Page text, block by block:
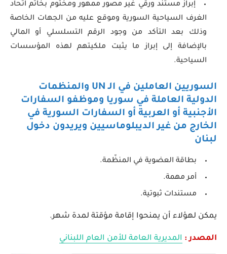
إبراز مستند ورقي غير مصور ممهور ومختوم بخاتم اتحاد
الغرف السياحية السورية وموقع عليه من الجهات الخاصة
وذلك بعد التأكد من وجود الرقم التسلسلي أو المالي
بالإضافة إلى إبراز ما يثبت ملكيتهم لهذه المؤسسات
السياحية.
السوريين العاملين في الـ UN والمنظمات
الدولية العاملة في سوريا وموظفو السفارات
الأجنبية أو العربية أو السفارات السورية في
الخارج من غير الديبلوماسيين ويريدون دخول
لبنان
بطاقة العضوية في المنظّمة.
أمر مهمة.
مستندات ثبوتية.
يمكن لهؤلاء أن يمنحوا إقامة مؤقتة لمدة شهر.
المصدر : المديرية العامة للأمن العام اللبناني